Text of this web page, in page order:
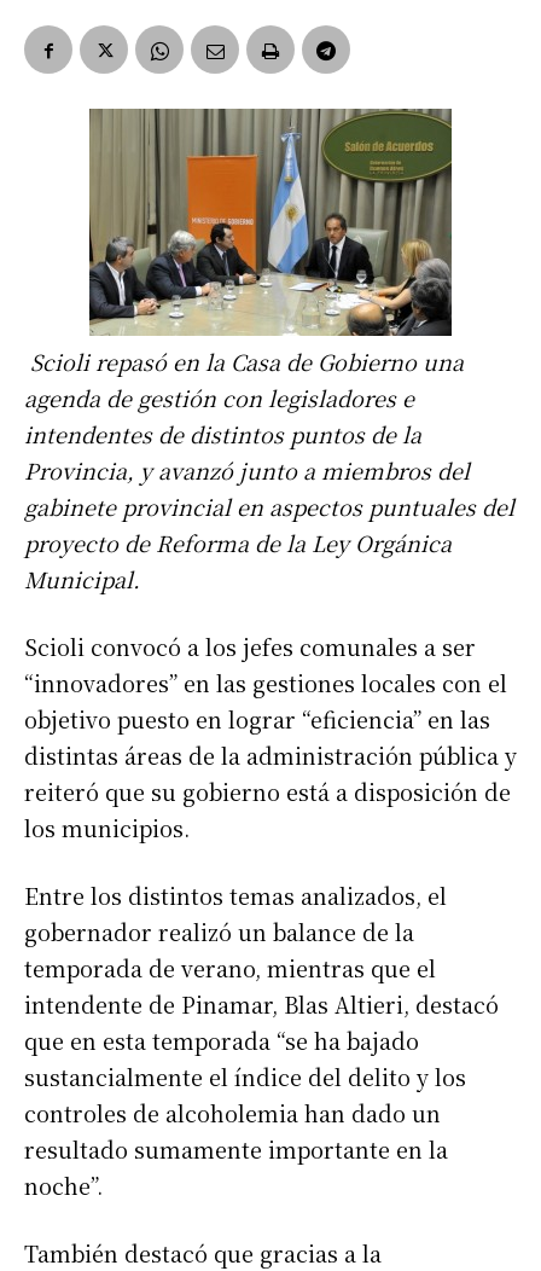
Scioli repasó en la Casa de Gobierno una
agenda de gestión con legisladores e
intendentes de distintos puntos de la
Provincia, y avanzó junto a miembros del
gabinete provincial en aspectos puntuales del
proyecto de Reforma de la Ley Orgánica
Municipal.
Scioli convocó a los jefes comunales a ser
“innovadores” en las gestiones locales con el
objetivo puesto en lograr “eficiencia” en las
distintas áreas de la administración pública y
reiteró que su gobierno está a disposición de
los municipios.
Entre los distintos temas analizados, el
gobernador realizó un balance de la
temporada de verano, mientras que el
intendente de Pinamar, Blas Altieri, destacó
que en esta temporada “se ha bajado
sustancialmente el índice del delito y los
controles de alcoholemia han dado un
resultado sumamente importante en la
noche”.
También destacó que gracias a la